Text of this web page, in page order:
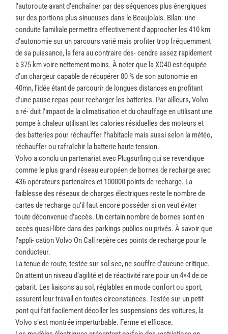
l’autoroute avant d’enchaîner par des séquences plus énergiques
sur des portions plus sinueuses dans le Beaujolais. Bilan: une
conduite familiale permettra effectivement d’approcher les 410 km
d’autonomie sur un parcours varié mais profiter trop fréquemment
de sa puissance, la fera au contraire des- cendre assez rapidement
à 375 km voire nettement moins. À noter que la XC40 est équipée
d’un chargeur capable de récupérer 80 % de son autonomie en
40mn, l’idée étant de parcourir de longues distances en profitant
d’une pause repas pour recharger les batteries. Par ailleurs, Volvo
a ré- duit l’impact de la climatisation et du chauffage en utilisant une
pompe à chaleur utilisant les calories résiduelles des moteurs et
des batteries pour réchauffer l’habitacle mais aussi selon la météo,
réchauffer ou rafraîchir la batterie haute tension.
Volvo a conclu un partenariat avec Plugsurfing qui se revendique
comme le plus grand réseau européen de bornes de recharge avec
436 opérateurs partenaires et 100000 points de recharge. La
faiblesse des réseaux de charges électriques reste le nombre de
cartes de recharge qu’il faut encore posséder si on veut éviter
toute déconvenue d’accès. Un certain nombre de bornes sont en
accès quasi-libre dans des parkings publics ou privés. À savoir que
l’appli- cation Volvo On Call repère ces points de recharge pour le
conducteur.
La tenue de route, testée sur sol sec, ne souffre d’aucune critique.
On atteint un niveau d’agilité et de réactivité rare pour un 4×4 de ce
gabarit. Les liaisons au sol, réglables en mode confort ou sport,
assurent leur travail en toutes circonstances. Testée sur un petit
pont qui fait facilement décoller les suspensions des voitures, la
Volvo s’est montrée imperturbable. Ferme et efficace.